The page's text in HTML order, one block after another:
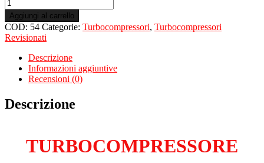
Revisionato
per
PEUGEOT
206
DV6TED4
quantità
Aggiungi al carrello
COD: 54 Categorie: Turbocompressori, Turbocompressori
Revisionati
Descrizione
Informazioni aggiuntive
Recensioni (0)
Descrizione
TURBOCOMPRESSORE